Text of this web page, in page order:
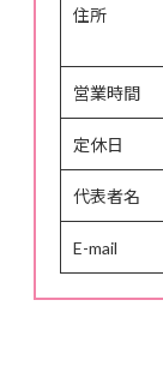
住所
営業時間
定休日
代表者名
E-mail